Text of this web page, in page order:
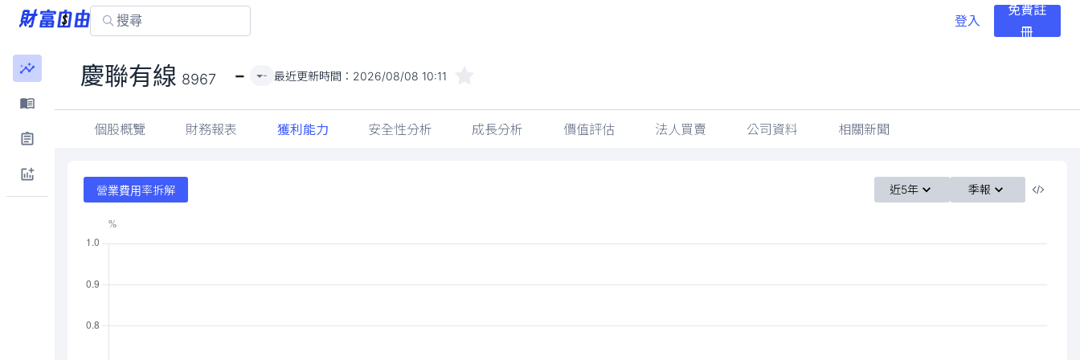
登入
免費註
冊
慶聯有線 8967 - - 最近更新時間： 2026/08/08 10:11
個股概覽 財務報表 獲利能力 安全性分析 成長分析 價值評估 法人買賣 公司資料 相關新聞
營業費用率拆解 近5年 季報